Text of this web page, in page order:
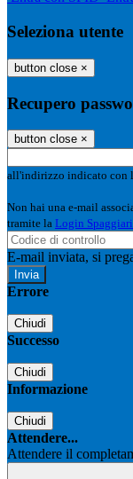
Seleziona utente
button close ×
Recupero
button close ×
all'indirizzo indicato con
Non hai una e-mail
tramite la Login Spaggiari
E-mail inviata, si
Errore
Chiudi
Successo
Chiudi
Informazione
Chiudi
Attendere...
Attendere il